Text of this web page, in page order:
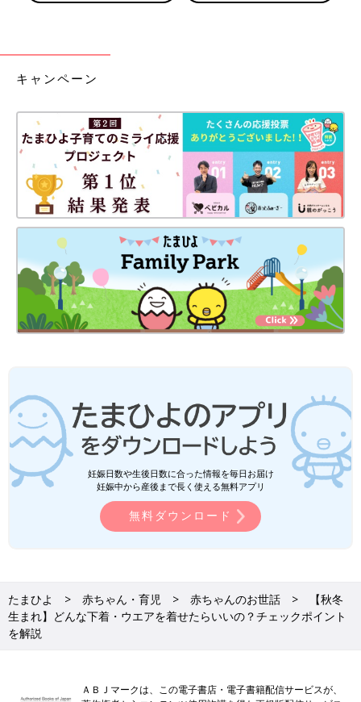
キャンペーン
妊娠日数や生後日数に合った情報を毎日お届け
妊娠中から産後まで長く使える無料アプリ
無料ダウンロード
たまひよ 赤ちゃん・育児 赤ちゃんのお世話
【秋冬
生まれ】どんな下着・ウエアを着せたらいいの？チェックポイント
を解説
ＡＢＪマークは、この電子書店・電子書籍配信サービスが、